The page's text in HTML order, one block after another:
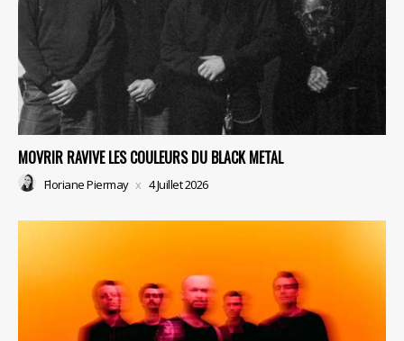
MOVRIR RAVIVE LES COULEURS DU BLACK METAL
Floriane Piermay 4 Juillet 2026